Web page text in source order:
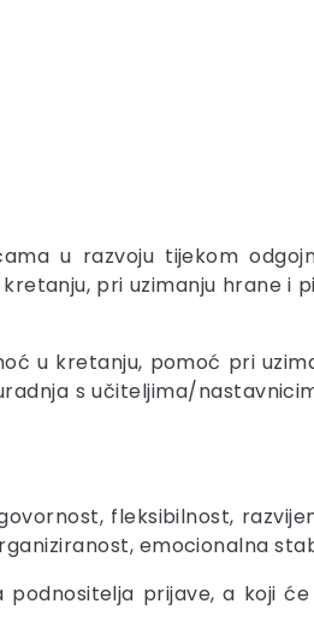
u razvoju tijekom
pri uzimanju hrane i
u kretanju, pomoć pri
s učiteljima/
fleksibilnost,
emocionalna
prijave, a koji